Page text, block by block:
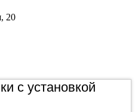
20
с установкой